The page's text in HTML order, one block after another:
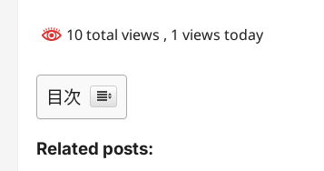
10 total views , 1 views today
目次
Related posts: